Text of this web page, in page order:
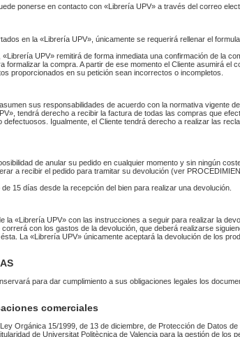
ponerse en contacto con «Librería UPV» a través del correo
en la «Librería UPV», únicamente se requerirá rellenar el
UPV» remitirá de forma inmediata una confirmación de la
formalizar la compra. A partir de ese momento el Cliente asumirá
proporcionados en su petición sean incorrectos o incompletos.
sus responsabilidades de acuerdo con la normativa vigente
tendrá derecho a recibir la factura de todas las compras que
Igualmente, el Cliente tendrá derecho a realizar las
de anular su pedido en cualquier momento y sin ningún
a recibir el pedido para tramitar su devolución (ver
15 días desde la recepción del bien para realizar una devolución.
la «Librería UPV» con las instrucciones a seguir para realizar la
correrá con los gastos de la devolución, que deberá realizarse
La «Librería UPV» únicamente aceptará la devolución de los
para dar cumplimiento a sus obligaciones legales los
comerciales
Orgánica 15/1999, de 13 de diciembre, de Protección de Datos
de Universitat Politècnica de Valencia para la gestión de los